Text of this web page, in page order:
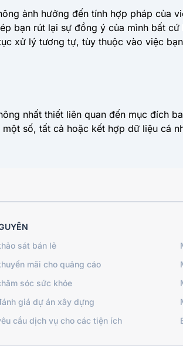
ảnh hưởng đến tính hợp pháp của
bạn rút lại sự đồng ý của mình bất
xử lý tương tự, tùy thuộc vào việc
nhất thiết liên quan đến mục đích
số, tất cả hoặc kết hợp dữ liệu cá
sát bán lẻ
mãi cho quảng cáo
sóc sức khỏe
giá dự án xây dựng
cầu dịch vụ cho các tiện ích